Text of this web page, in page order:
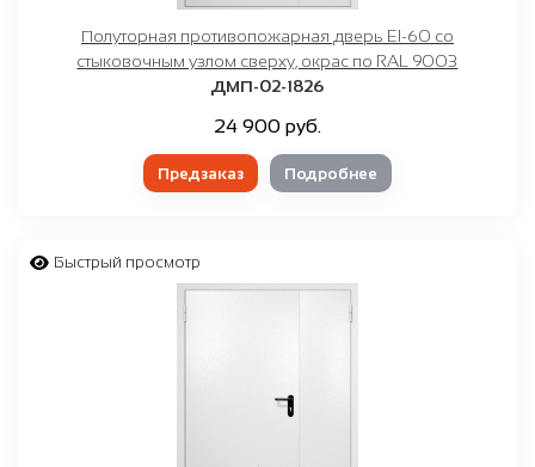
Полуторная противопожарная дверь EI-60 со
стыковочным узлом сверху, окрас по RAL 9003
ДМП-02-1826
24 900 руб.
Предзаказ Подробнее
Быстрый просмотр